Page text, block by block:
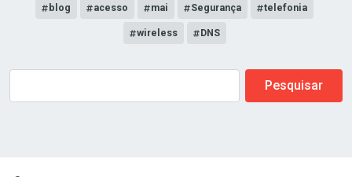
blog acesso mai Segurança telefonia
wireless DNS